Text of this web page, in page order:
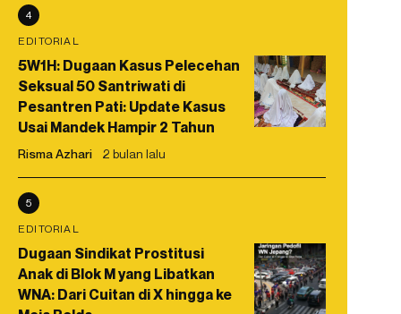
4
EDITORIAL
5W1H: Dugaan Kasus Pelecehan
Seksual 50 Santriwati di
Pesantren Pati: Update Kasus
Usai Mandek Hampir 2 Tahun
Risma Azhari 2 bulan lalu
5
EDITORIAL
Dugaan Sindikat Prostitusi
Anak di Blok M yang Libatkan
WNA: Dari Cuitan di X hingga ke